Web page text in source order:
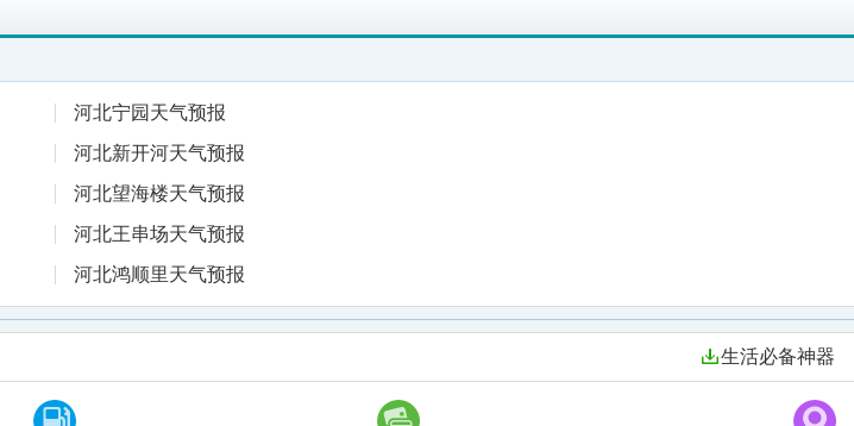
河北宁园天气预报
河北新开河天气预报
河北望海楼天气预报
河北王串场天气预报
河北鸿顺里天气预报
生活必备神器